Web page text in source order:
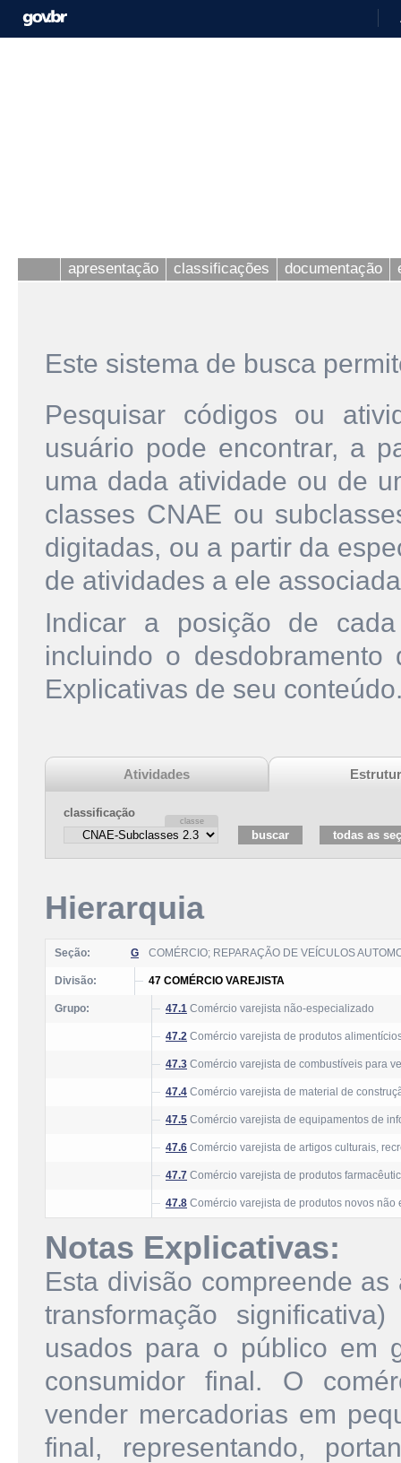
apresentação classificações documentação
Este sistema de busca
Pesquisar códigos ou
usuário pode encontrar, a
uma dada atividade ou de
classes CNAE ou
digitadas, ou a partir da
de atividades a ele
Indicar a posição de
incluindo o
Explicativas de seu
Atividades
classificação
Hierarquia
Seção: G COMÉRCIO; REPARAÇÃO DE VEÍCULOS
Divisão: 47 COMÉRCIO VAREJISTA
Grupo: 47.1 Comércio varejista não-especializado
47.2 Comércio varejista de produtos
47.3 Comércio varejista de combustíveis para
47.4 Comércio varejista de material de
47.5 Comércio varejista de equipamentos de
47.6 Comércio varejista de artigos culturais,
47.7 Comércio varejista de produtos
47.8 Comércio varejista de produtos novos
Notas Explicativas:
Esta divisão compreende
transformação
usados para o público em
consumidor final. O
vender mercadorias em
final, representando,